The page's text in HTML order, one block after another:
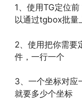
1、使用TG定位
以通过tgbox批量
2、使用把你需要
件，一行一个
3、一个坐标对应
就要多少个坐标